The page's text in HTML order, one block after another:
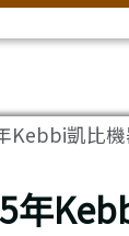
Kebbi凱比
年